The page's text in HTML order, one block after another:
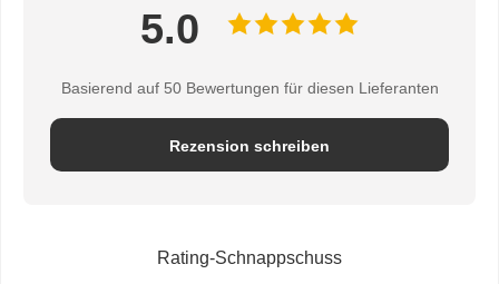
5.0
Basierend auf 50 Bewertungen für diesen Lieferanten
Rezension schreiben
Rating-Schnappschuss